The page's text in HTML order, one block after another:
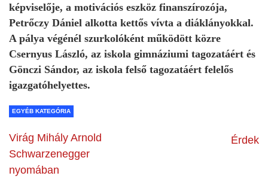
képviselője, a motivációs eszköz finanszírozója,
Petrőczy Dániel alkotta kettős vívta a diáklányokkal.
A pálya végénél szurkolóként működött közre
Csernyus László, az iskola gimnáziumi tagozatáért és
Gönczi Sándor, az iskola felső tagozatáért felelős
igazgatóhelyettes.
EGYÉB KATEGÓRIA
Virág Mihály Arnold
Schwarzenegger
nyomában
Érdek